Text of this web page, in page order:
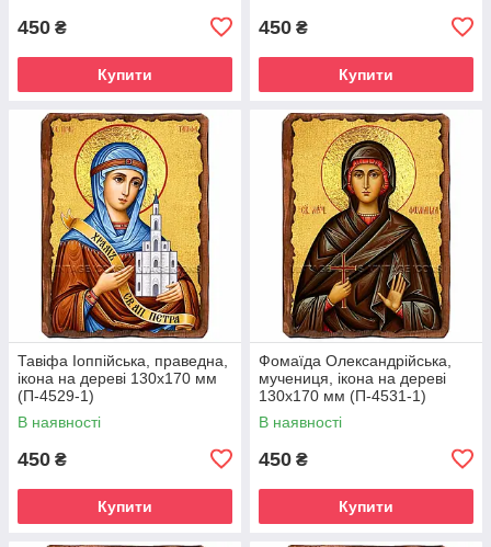
450 ₴
Купити
450 ₴
Купити
Тавіфа Іоппійська, праведна,
ікона на дереві 130х170 мм
(П-4529-1)
В наявності
450 ₴
Купити
Фомаїда Олександрійська,
мучениця, ікона на дереві
130х170 мм (П-4531-1)
В наявності
450 ₴
Купити